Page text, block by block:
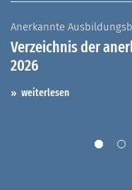
Anerkannte
Verzeichnis der
2026
weiterlesen